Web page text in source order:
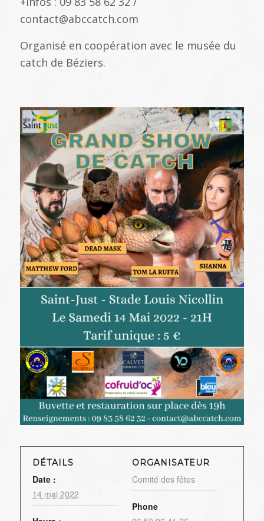
contact@abccatch.com
Organisé en coopération avec le musée du
catch de Béziers.
DÉTAILS
Date :
14 mai 2022
ORGANISATEUR
Comité des fêtes
Phone